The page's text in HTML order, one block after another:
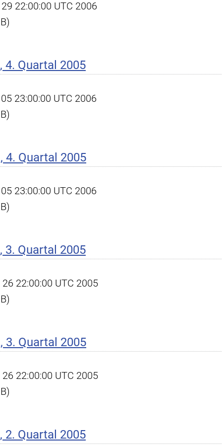
22:00:00 UTC 2006
4. Quartal 2005
23:00:00 UTC 2006
4. Quartal 2005
23:00:00 UTC 2006
3. Quartal 2005
22:00:00 UTC 2005
3. Quartal 2005
22:00:00 UTC 2005
2. Quartal 2005